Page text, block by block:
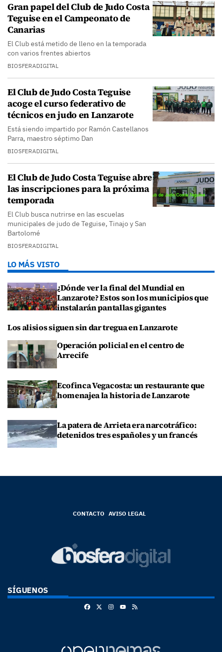
Gran papel del Club de Judo Costa
Teguise en el Campeonato de
Canarias
El Club está metido de lleno en la temporada
con varios frentes abiertos
BIOSFERADIGITAL
El Club de Judo Costa Teguise
acoge el curso federativo de
técnicos en judo en Lanzarote
Está siendo impartido por Ramón Castellanos
Parra, maestro séptimo Dan
BIOSFERADIGITAL
El Club de Judo Costa Teguise abre
las inscripciones para la próxima
temporada
El Club busca nutrirse en las escuelas
municipales de judo de Teguise, Tinajo y San
Bartolomé
BIOSFERADIGITAL
LO MÁS VISTO
¿Dónde ver la final del Mundial en
Lanzarote? Estos son los municipios que
instalarán pantallas gigantes
Los alisios siguen sin dar tregua en Lanzarote
Operación policial en el centro de
Arrecife
Ecofinca Vegacosta: un restaurante que
homenajea la historia de Lanzarote
La patera de Arrieta era narcotráfico:
detenidos tres españoles y un francés
CONTACTO AVISO LEGAL
SÍGUENOS
FacebookInstagram